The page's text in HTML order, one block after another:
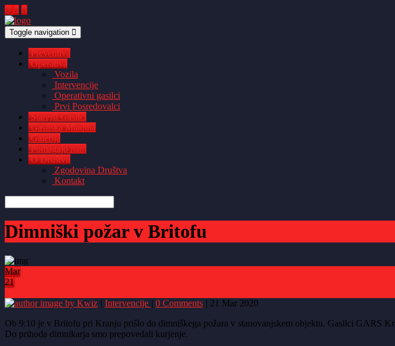
Toggle navigation
Preventiva
Operativa
Vozila
Intervencije
Operativni gasilci
Prvi Posredovalci
Starejši Gasilci
Gasilska Mladina
Galerija
Pomagajo nam
O Društvu
Zgodovina Društva
Kontakt
Dimniški požar v Britofu
Mar
21
by Kwiz | Intervencije | 0 Comments | 21 Mar 2020
Ob 9:10 je v Britofu pri Kranju prišlo do dimniškega požara v stanovanjskem objektu. Gasilci GARS
Do prihoda dimnikarja smo prepovedali kurjenje.